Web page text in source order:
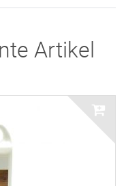
Artikel